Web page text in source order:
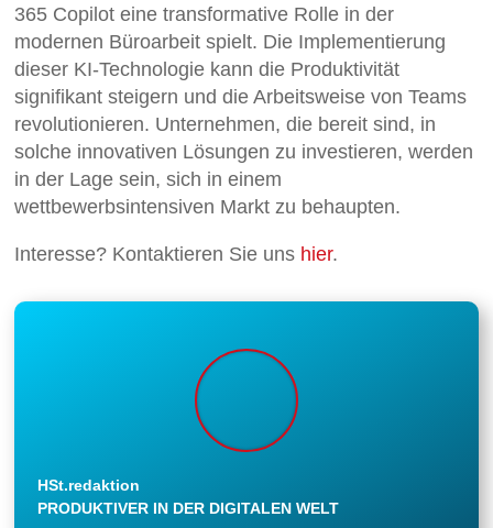
365 Copilot eine transformative Rolle in der
modernen Büroarbeit spielt. Die Implementierung
dieser KI-Technologie kann die Produktivität
signifikant steigern und die Arbeitsweise von Teams
revolutionieren. Unternehmen, die bereit sind, in
solche innovativen Lösungen zu investieren, werden
in der Lage sein, sich in einem
wettbewerbsintensiven Markt zu behaupten.
Interesse? Kontaktieren Sie uns hier.
HSt.redaktion
PRODUKTIVER IN DER DIGITALEN WELT